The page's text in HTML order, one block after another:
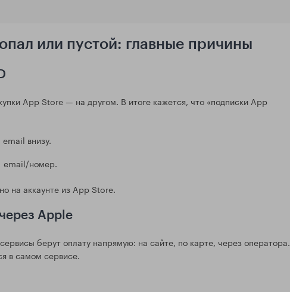
или пустой: главные причины
App Store — на другом. В итоге кажется, что «подписки App
внизу.
email/номер.
на аккаунте из App Store.
Apple
берут оплату напрямую: на сайте, по карте, через оператора.
в самом сервисе.